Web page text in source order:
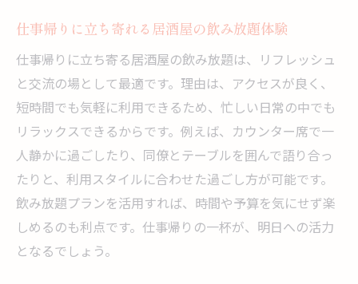
法
コスパ重視の居酒屋選びで満足度アップ
お得に楽しめる居酒屋の飲み放題プラン紹
介
予算に合わせて選ぶ居酒屋飲み放題のコツ
コストを抑えた居酒屋で賢く宴会を楽しむ
コスパ抜群の居酒屋で思い出に残る一夜を
喫煙可能な居酒屋を探したい時のポイント
喫煙可の居酒屋を見つけるための注目点
仕事帰りに立ち寄れる居酒屋の飲み放題体験
仕事帰りに立ち寄る居酒屋の飲み放題は、リフレッシュ
と交流の場として最適です。理由は、アクセスが良く、
短時間でも気軽に利用できるため、忙しい日常の中でも
リラックスできるからです。例えば、カウンター席で一
人静かに過ごしたり、同僚とテーブルを囲んで語り合っ
たりと、利用スタイルに合わせた過ごし方が可能です。
飲み放題プランを活用すれば、時間や予算を気にせず楽
しめるのも利点です。仕事帰りの一杯が、明日への活力
となるでしょう。